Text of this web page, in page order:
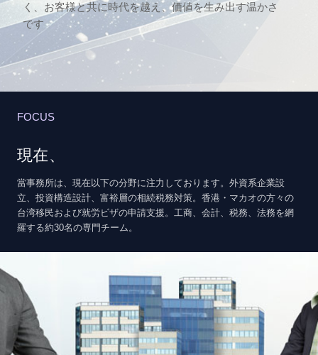
く、お客様と共に時代を越え、価値を生み出す温かさ
です
FOCUS
現在、
當事務所は、現在以下の分野に注力しております。外資系企業設
立、投資構造設計、富裕層の相続税務対策。香港・マカオの方々の
台湾移民および就労ビザの申請支援。工商、会計、税務、法務を網
羅する約30名の専門チーム。